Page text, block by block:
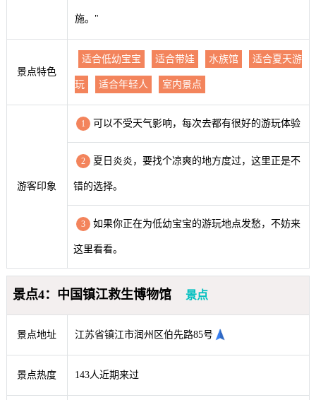
施。"
景点特色
适合低幼宝宝 适合带娃 水族馆 适合夏天游
玩 适合年轻人 室内景点
游客印象
1 可以不受天气影响，每次去都有很好的游玩体验
2 夏日炎炎，要找个凉爽的地方度过，这里正是不
错的选择。
3 如果你正在为低幼宝宝的游玩地点发愁，不妨来
这里看看。
景点4：中国镇江救生博物馆 景点
景点地址 江苏省镇江市润州区伯先路85号
景点热度 143人近期来过